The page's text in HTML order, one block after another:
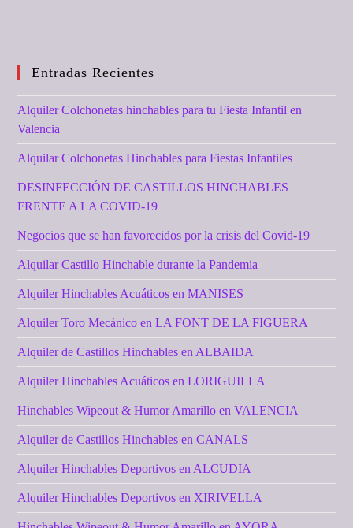
Entradas Recientes
Alquiler Colchonetas hinchables para tu Fiesta Infantil en
Valencia
Alquilar Colchonetas Hinchables para Fiestas Infantiles
DESINFECCIÓN DE CASTILLOS HINCHABLES
FRENTE A LA COVID-19
Negocios que se han favorecidos por la crisis del Covid-19
Alquilar Castillo Hinchable durante la Pandemia
Alquiler Hinchables Acuáticos en MANISES
Alquiler Toro Mecánico en LA FONT DE LA FIGUERA
Alquiler de Castillos Hinchables en ALBAIDA
Alquiler Hinchables Acuáticos en LORIGUILLA
Hinchables Wipeout & Humor Amarillo en VALENCIA
Alquiler de Castillos Hinchables en CANALS
Alquiler Hinchables Deportivos en ALCUDIA
Alquiler Hinchables Deportivos en XIRIVELLA